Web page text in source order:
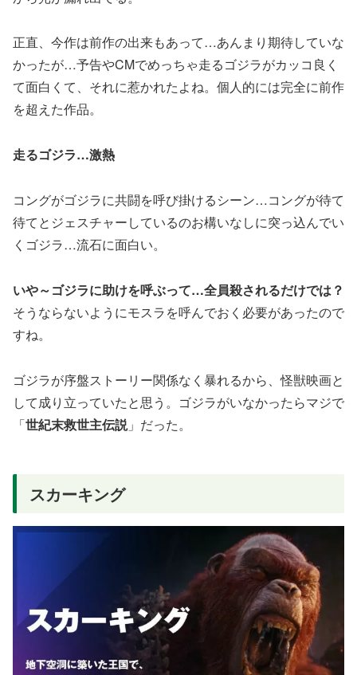
正直、今作は前作の出来もあって…あんまり期待していな
かったが…予告やCMでめっちゃ走るゴジラがカッコ良く
て面白くて、それに惹かれたよね。個人的には完全に前作
を超えた作品。
走るゴジラ…激熱
コングがゴジラに共闘を呼び掛けるシーン…コングが待て
待てとジェスチャーしているのお構いなしに突っ込んでい
くゴジラ…流石に面白い。
いや～ゴジラに助けを呼ぶって…全員殺されるだけでは？
そうならないようにモスラを呼んでおく必要があったので
すね。
ゴジラが序盤ストーリー関係なく暴れるから、怪獣映画と
して成り立っていたと思う。ゴジラがいなかったらマジで
「世紀末救世主伝説」だった。
スカーキング